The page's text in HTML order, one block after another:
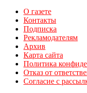
О газете
Контакты
Подписка
Рекламодателям
Архив
Карта сайта
Политика
Отказ от
Согласие с